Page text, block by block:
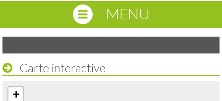
MENU
Carte interactive
+